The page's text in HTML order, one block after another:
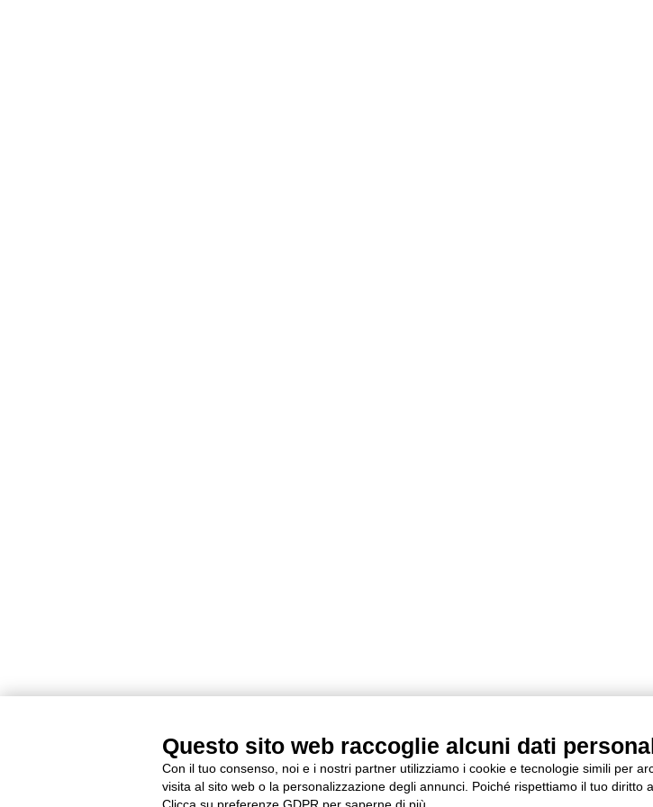
Questo sito web raccoglie alcuni dati
Con il tuo consenso, noi e i nostri partner utilizziamo i cookie e tecnologie simili per
visita al sito web o la personalizzazione degli annunci. Poiché rispettiamo il tuo diritto